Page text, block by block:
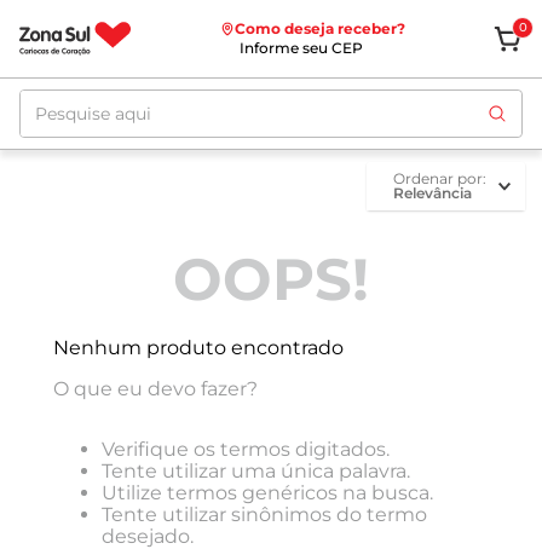
Como deseja receber?
Informe seu CEP
0
Pesquise aqui
ordenar por
Relevância
OOPS!
Nenhum produto encontrado
O que eu devo fazer?
Verifique os termos digitados.
Tente utilizar uma única palavra.
Utilize termos genéricos na busca.
Tente utilizar sinônimos do termo
desejado.